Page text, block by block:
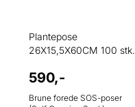
Plantepose
26X15,5X60CM 100 stk.
590,-
Brune forede SOS-poser